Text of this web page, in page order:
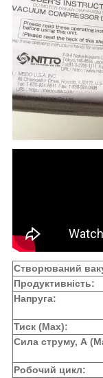
Створюваний
Продуктивність:
Напруга:
Тиск (Max):
Сила струму, А
Робочий цикл: